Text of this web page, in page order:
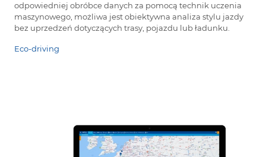
odpowiedniej obróbce danych za pomocą technik uczenia
maszynowego, możliwa jest obiektywna analiza stylu jazdy
bez uprzedzeń dotyczących trasy, pojazdu lub ładunku.
Eco-driving